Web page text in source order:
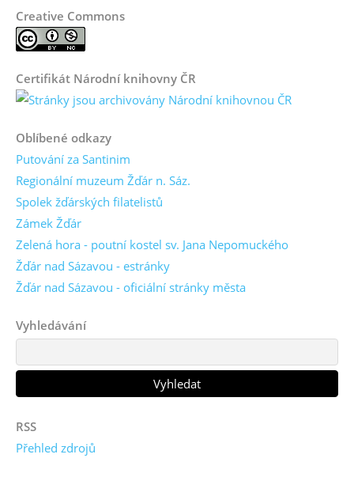
Creative Commons
Certifikát Národní knihovny ČR
Oblíbené odkazy
Putování za Santinim
Regionální muzeum Žďár n. Sáz.
Spolek žďárských filatelistů
Zámek Žďár
Zelená hora - poutní kostel sv. Jana Nepomuckého
Žďár nad Sázavou - estránky
Žďár nad Sázavou - oficiální stránky města
Vyhledávání
RSS
Přehled zdrojů